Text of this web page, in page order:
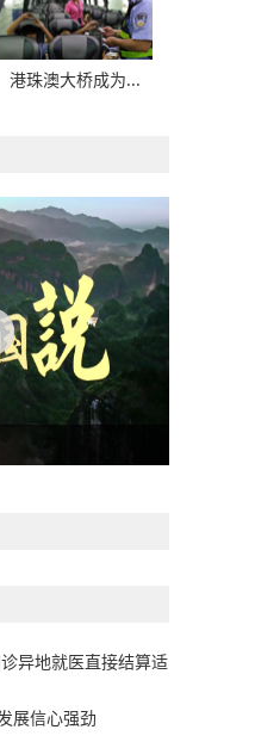
港珠澳大桥成为...
异地就医直接结算适
展信心强劲